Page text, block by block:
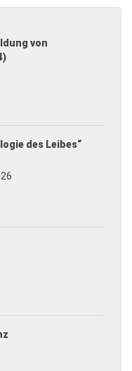
von
des Leibes“